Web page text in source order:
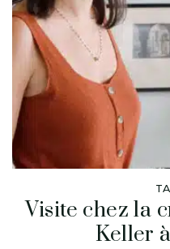
Visite chez la
Keller